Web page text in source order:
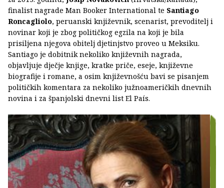
finalist nagrade Man Booker International te Santiago
Roncagliolo, peruanski književnik, scenarist, prevoditelj i
novinar koji je zbog političkog egzila na koji je bila
prisiljena njegova obitelj djetinjstvo proveo u Meksiku.
Santiago je dobitnik nekoliko književnih nagrada,
objavljuje dječje knjige, kratke priče, eseje, književne
biografije i romane, a osim književnošću bavi se pisanjem
političkih komentara za nekoliko južnoameričkih dnevnih
novina i za španjolski dnevni list El País.